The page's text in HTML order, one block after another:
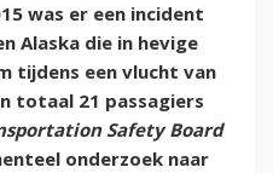
was er een incident
Alaska die in hevige
tijdens een vlucht van
totaal 21 passagiers
Safety Board
onderzoek naar